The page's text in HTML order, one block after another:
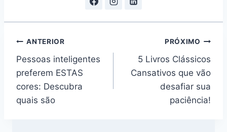
Navegação
de
Post
ANTERIOR
Pessoas inteligentes
preferem ESTAS
cores: Descubra
quais são
PRÓXIMO
5 Livros Clássicos
Cansativos que vão
desafiar sua
paciência!